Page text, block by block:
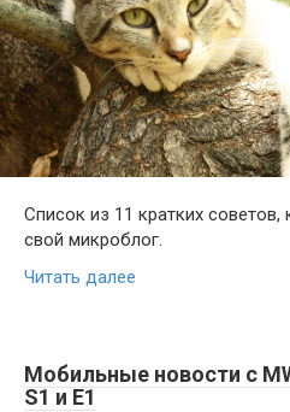
Список из 11 кратких советов,
свой микроблог.
Читать далее
Мобильные новости с
S1 и E1